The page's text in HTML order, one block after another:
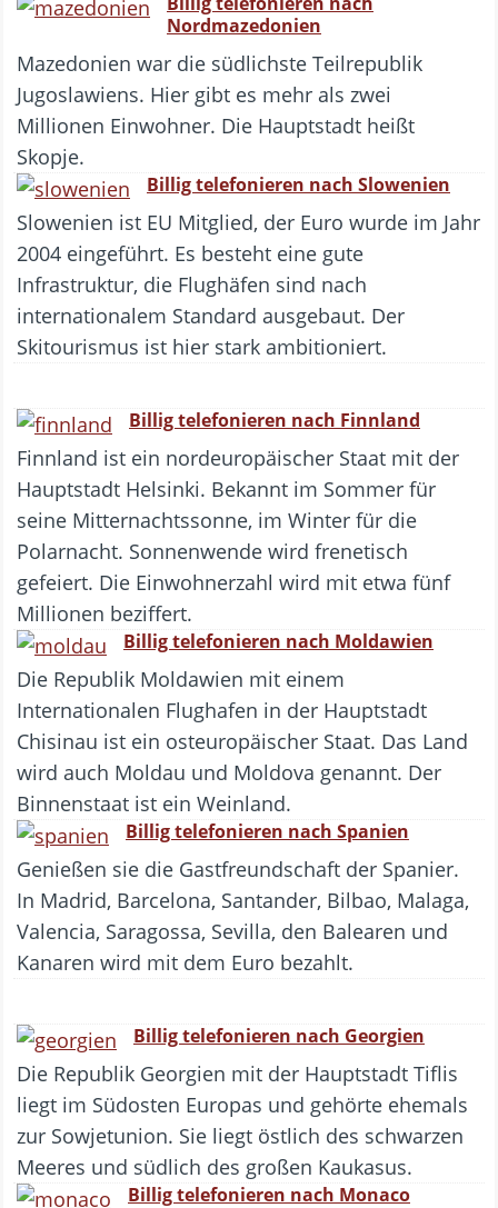
Nordmazedonien
Mazedonien war die südlichste Teilrepublik
Jugoslawiens. Hier gibt es mehr als zwei
Millionen Einwohner. Die Hauptstadt heißt
Skopje.
Billig telefonieren nach Slowenien
Slowenien ist EU Mitglied, der Euro wurde im Jahr
2004 eingeführt. Es besteht eine gute
Infrastruktur, die Flughäfen sind nach
internationalem Standard ausgebaut. Der
Skitourismus ist hier stark ambitioniert.
Billig telefonieren nach Finnland
Finnland ist ein nordeuropäischer Staat mit der
Hauptstadt Helsinki. Bekannt im Sommer für
seine Mitternachtssonne, im Winter für die
Polarnacht. Sonnenwende wird frenetisch
gefeiert. Die Einwohnerzahl wird mit etwa fünf
Millionen beziffert.
Billig telefonieren nach Moldawien
Die Republik Moldawien mit einem
Internationalen Flughafen in der Hauptstadt
Chisinau ist ein osteuropäischer Staat. Das Land
wird auch Moldau und Moldova genannt. Der
Binnenstaat ist ein Weinland.
Billig telefonieren nach Spanien
Genießen sie die Gastfreundschaft der Spanier.
In Madrid, Barcelona, Santander, Bilbao, Malaga,
Valencia, Saragossa, Sevilla, den Balearen und
Kanaren wird mit dem Euro bezahlt.
Billig telefonieren nach Georgien
Die Republik Georgien mit der Hauptstadt Tiflis
liegt im Südosten Europas und gehörte ehemals
zur Sowjetunion. Sie liegt östlich des schwarzen
Meeres und südlich des großen Kaukasus.
Billig telefonieren nach Monaco